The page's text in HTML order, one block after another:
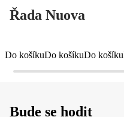
Řada Nuova
Do košíkuDo košíkuDo košíku
Bude se hodit